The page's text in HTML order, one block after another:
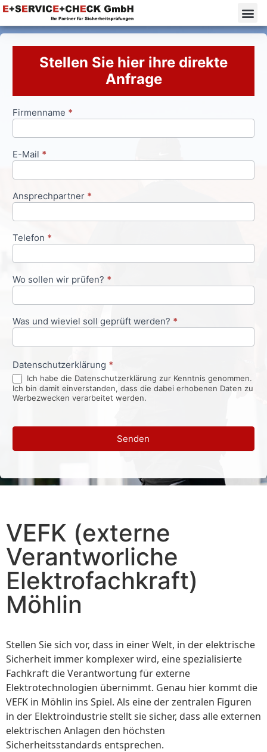
Stellen Sie hier ihre direkte
Anfrage
Anfrageformular
Firmenname *
E-Mail *
Ansprechpartner *
Telefon *
Wo sollen wir prüfen? *
Was und wieviel soll geprüft werden? *
Datenschutzerklärung *
Ich habe die Datenschutzerklärung zur Kenntnis genommen.
Ich bin damit einverstanden, dass die dabei erhobenen Daten zu
Werbezwecken verarbeitet werden.
Senden
VEFK (externe
Verantworliche
Elektrofachkraft)
Möhlin
Stellen Sie sich vor, dass in einer Welt, in der elektrische
Sicherheit immer komplexer wird, eine spezialisierte
Fachkraft die Verantwortung für externe
Elektrotechnologien übernimmt. Genau hier kommt die
VEFK in Möhlin ins Spiel. Als eine der zentralen Figuren
in der Elektroindustrie stellt sie sicher, dass alle externen
elektrischen Anlagen den höchsten
Sicherheitsstandards entsprechen.